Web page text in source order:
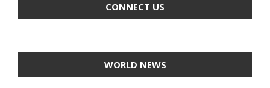
CONNECT US
WORLD NEWS